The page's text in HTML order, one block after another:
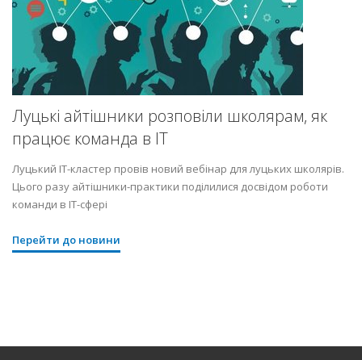
Луцькі айтішники розповіли школярам, як
працює команда в ІТ
Луцький ІТ-кластер провів новий вебінар для луцьких школярів.
Цього разу айтішники-практики поділилися досвідом роботи
команди в ІТ-сфері
Перейти до новини